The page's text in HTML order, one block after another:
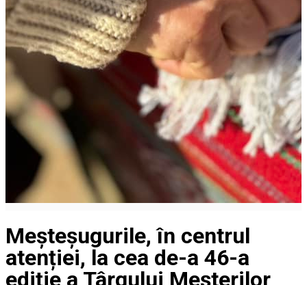
Meșteșugurile, în centrul
atenției, la cea de-a 46-a